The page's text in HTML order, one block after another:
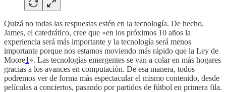
Quizá no todas las respuestas estén en la tecnología. De hecho,
James, el catedrático, cree que «en los próximos 10 años la
experiencia será más importante y la tecnología será menos
importante porque nos estamos moviendo más rápido que la Ley de
Moore1 ». Las tecnologías emergentes se van a colar en más hogares
gracias a los avances en computación. De esa manera, todos
podremos ver de forma más espectacular el mismo contenido, desde
películas a conciertos, pasando por partidos de fútbol en primera fila.